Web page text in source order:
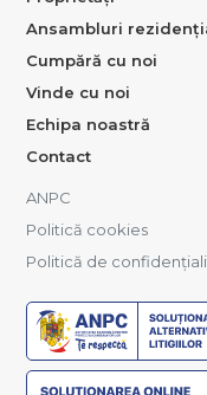
Ansambluri
Cumpără cu noi
Vinde cu noi
Echipa noastră
Contact
ANPC
Politică cookies
Politică de